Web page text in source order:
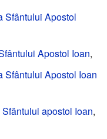
Sfântului Apostol
Apostol Ioan,
Sfântului Apostol Ioan
apostol Ioan,